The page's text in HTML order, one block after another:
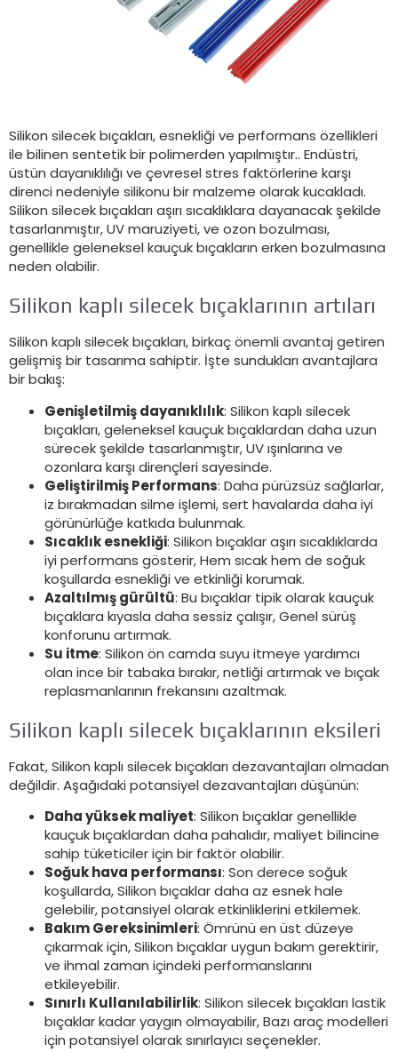
Silikon silecek bıçakları, esnekliği ve performans özellikleri
ile bilinen sentetik bir polimerden yapılmıştır.. Endüstri,
üstün dayanıklılığı ve çevresel stres faktörlerine karşı
direnci nedeniyle silikonu bir malzeme olarak kucakladı.
Silikon silecek bıçakları aşırı sıcaklıklara dayanacak şekilde
tasarlanmıştır, UV maruziyeti, ve ozon bozulması,
genellikle geleneksel kauçuk bıçakların erken bozulmasına
neden olabilir.
Silikon kaplı silecek bıçaklarının artıları
Silikon kaplı silecek bıçakları, birkaç önemli avantaj getiren
gelişmiş bir tasarıma sahiptir. İşte sundukları avantajlara
bir bakış:
Genişletilmiş dayanıklılık: Silikon kaplı silecek
bıçakları, geleneksel kauçuk bıçaklardan daha uzun
sürecek şekilde tasarlanmıştır, UV ışınlarına ve
ozonlara karşı dirençleri sayesinde.
Geliştirilmiş Performans: Daha pürüzsüz sağlarlar,
iz bırakmadan silme işlemi, sert havalarda daha iyi
görünürlüğe katkıda bulunmak.
Sıcaklık esnekliği: Silikon bıçaklar aşırı sıcaklıklarda
iyi performans gösterir, Hem sıcak hem de soğuk
koşullarda esnekliği ve etkinliği korumak.
Azaltılmış gürültü: Bu bıçaklar tipik olarak kauçuk
bıçaklara kıyasla daha sessiz çalışır, Genel sürüş
konforunu artırmak.
Su itme: Silikon ön camda suyu itmeye yardımcı
olan ince bir tabaka bırakır, netliği artırmak ve bıçak
replasmanlarının frekansını azaltmak.
Silikon kaplı silecek bıçaklarının eksileri
Fakat, Silikon kaplı silecek bıçakları dezavantajları olmadan
değildir. Aşağıdaki potansiyel dezavantajları düşünün:
Daha yüksek maliyet: Silikon bıçaklar genellikle
kauçuk bıçaklardan daha pahalıdır, maliyet bilincine
sahip tüketiciler için bir faktör olabilir.
Soğuk hava performansı: Son derece soğuk
koşullarda, Silikon bıçaklar daha az esnek hale
gelebilir, potansiyel olarak etkinliklerini etkilemek.
Bakım Gereksinimleri: Ömrünü en üst düzeye
çıkarmak için, Silikon bıçaklar uygun bakım gerektirir,
ve ihmal zaman içindeki performanslarını
etkileyebilir.
Sınırlı Kullanılabilirlik: Silikon silecek bıçakları lastik
bıçaklar kadar yaygın olmayabilir, Bazı araç modelleri
için potansiyel olarak sınırlayıcı seçenekler.